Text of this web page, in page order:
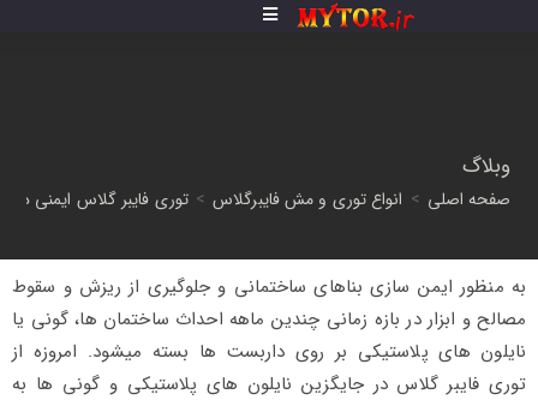
وبلاگ
صفحه اصلی > انواع توری و مش فایبرگلاس > توری فایبر گلاس ایمنی
به منظور ایمن سازی بناهای ساختمانی و جلوگیری از ریزش و سقوط
مصالح و ابزار در بازه زمانی چندین ماهه احداث ساختمان ها، گونی یا
نایلون های پلاستیکی بر روی داربست ها بسته میشود. امروزه از
توری فایبر گلاس در جایگزین نایلون های پلاستیکی و گونی ها به